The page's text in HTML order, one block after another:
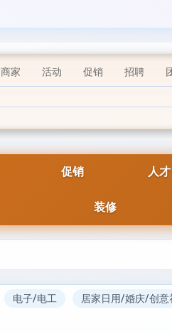
商家 活动 促销 招聘
促销 人才
装修
电子/电工 居家日用/婚庆/创意